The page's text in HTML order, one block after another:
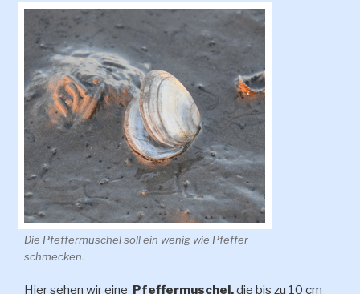
Die Pfeffermuschel soll ein wenig wie Pfeffer
schmecken.
Hier sehen wir eine Pfeffermuschel,die bis zu 10 cm